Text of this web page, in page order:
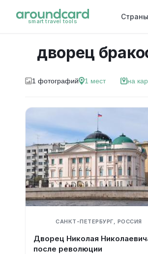
smart travel tools
Страны
дворец
1 фотографий 1 мест на
САНКТ-ПЕТЕРБУРГ, РОССИЯ
Дворец Николая
после революции